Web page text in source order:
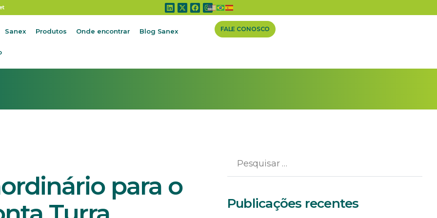
Sanex Produtos Onde encontrar Blog Sanex FALE CONOSCO
para o setor avícola”, aponta Turra
para o
Publicações recentes